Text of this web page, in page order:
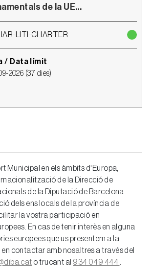
de la UE…
LITI-CHARTER
/ Data límit
2026 (37 dies)
Municipal en els àmbits d'Europa,
de la Direcció de
de la Diputació de Barcelona
dels ens locals de la província de
la vostra participació en
En cas de tenir interès en alguna
europees que us presentem a la
en contactar amb nosaltres a través del
o trucant al 934 049 444